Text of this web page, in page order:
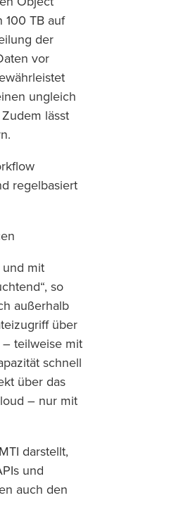
100 TB auf
der
vor
ungleich
lässt
regelbasiert
mit
so
außerhalb
über
teilweise mit
schnell
über das
– nur mit
darstellt,
und
auch den